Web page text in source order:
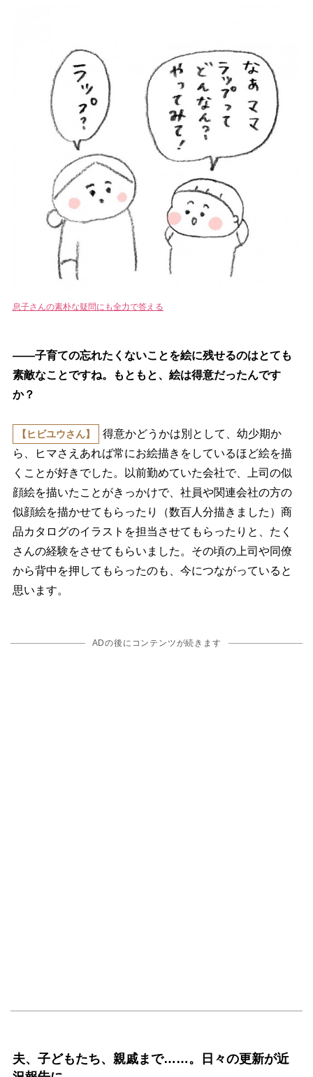
息子さんの素朴な疑問にも全力で答える
――子育ての忘れたくないことを絵に残せるのはとても
素敵なことですね。もともと、絵は得意だったんです
か？
【ヒビユウさん】
得意かどうかは別として、幼少期か
ら、ヒマさえあれば常にお絵描きをしているほど絵を描
くことが好きでした。以前勤めていた会社で、上司の似
顔絵を描いたことがきっかけで、社員や関連会社の方の
似顔絵を描かせてもらったり（数百人分描きました）商
品カタログのイラストを担当させてもらったりと、たく
さんの経験をさせてもらいました。その頃の上司や同僚
から背中を押してもらったのも、今につながっていると
思います。
ADの後にコンテンツが続きます
夫、子どもたち、親戚まで……。日々の更新が近